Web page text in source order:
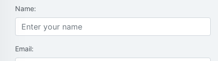
Name:
Email: